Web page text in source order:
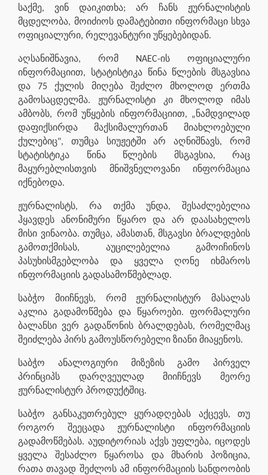
საქმე, ვინ დაიკითხა; არ ჩანს ჟურნალისტის
მცდელობა, მოიძიოს დამატებითი ინფორმაცი სხვა
ოფიციალური, რელევანტური უწყებებიდან.
აღსანიშნავია, რომ NAEC-ის ოფიციალური
ინფორმაციით, სტატისტიკა წინა წლების მსგავსია
და 75 ქულის მიღება შეძლო მხოლოდ ერთმა
გამოსაცდელმა. ჟურნალისტი კი მხოლოდ იმას
ამბობს, რომ უწყების ინფორმაციით, „ნამდვილად
დაფიქსირდა მაქსიმალურთან მიახლოებული
ქულებიც", თუმცა სიუჟეტში არ აღნიშნავს, რომ
სტატისტიკა წინა წლების მსგავსია, რაც
მაყურებლისთვის მნიშვნელოვანი ინფორმაცია
იქნებოდა.
ჟურნალისტს, რა თქმა უნდა, შესაძლებელია
ჰყავდეს ანონიმური წყარო და არ დაასახელოს
მისი ვინაობა. თუმცა, ამასთან, მსგავსი ბრალდების
გამოთქმისას, აუცილებელია გამოიჩინოს
პასუხისმგებლობა და ყველა ღონე იხმაროს
ინფორმაციის გადასამოწმებლად.
საბჭო მიიჩნევს, რომ ჟურნალისტურ მასალას
აკლია გადამოწმება და წყაროები. ფორმალური
ბალანსი ვერ გადაწონის ბრალდებას, რომელმაც
შეიძლება პირს გამოუსწორებელი ზიანი მიაყენოს.
საბჭო ანალოგიური მიზეზის გამო პირველ
პრინციპს დარღვეულად მიიჩნევს მეორე
ჟურნალისტურ პროდუქტშიც.
საბჭო განსაკუთრებულ ყურადღებას აქცევს, თუ
როგორ შეეცადა ჟურნალისტი ინფორმაციის
გადამოწმებას. აუდიტორიას აქვს უფლება, იცოდეს
ყველა შესაძლო წყაროსა და მხარის პოზიცია,
რათა თავად შეძლოს ამ ინფორმაციის სანდოობის